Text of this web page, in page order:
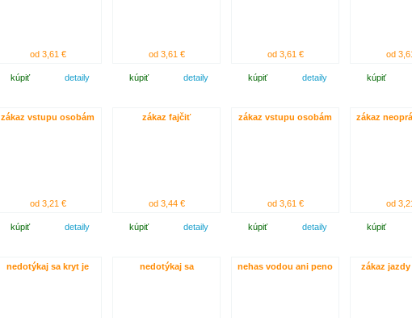
od 3,61 €
kúpiť detaily
od 3,61 €
kúpiť detaily
od 3,61 €
kúpiť detaily
od
kúpiť
zákaz vstupu osobám
od 3,21 €
kúpiť detaily
zákaz fajčiť
od 3,44 €
kúpiť detaily
zákaz vstupu osobám
od 3,61 €
kúpiť detaily
zákaz
od
kúpiť
nedotýkaj sa kryt je nedotýkaj sa nehas vodou ani peno zákaz